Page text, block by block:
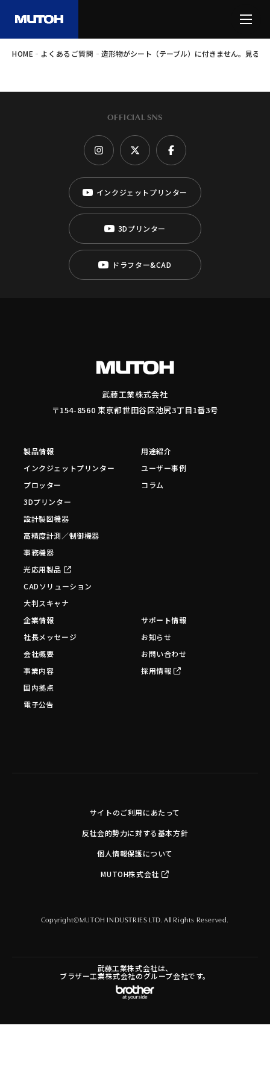
HOME - よくあるご質問 - 造形物がシート（テーブル）に付きません。見る
OFFICIAL SNS
インクジェットプリンター
3Dプリンター
ドラフター&CAD
武藤工業株式会社
〒154-8560 東京都世田谷区池尻3丁目1番3号
製品情報
インクジェットプリンター
プロッター
3Dプリンター
設計製図機器
高精度計測／制御機器
事務機器
光応用製品
CADソリューション
大判スキャナ
用途紹介
ユーザー事例
コラム
企業情報
社長メッセージ
会社概要
事業内容
国内拠点
電子公告
サポート情報
お知らせ
お問い合わせ
採用情報
サイトのご利用にあたって
反社会的勢力に対する基本方針
個人情報保護について
MUTOH株式会社
Copyright©MUTOH INDUSTRIES LTD. All Rights Reserved.
武藤工業株式会社は、
ブラザー工業株式会社のグループ会社です。